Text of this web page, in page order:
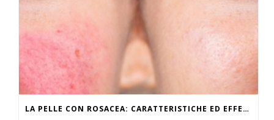
LA PELLE CON ROSACEA: CARATTERISTICHE ED EFFETTI DEL CALDO